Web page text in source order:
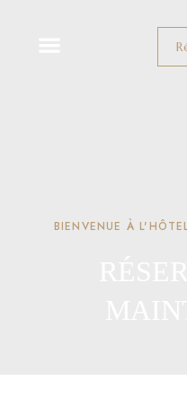
BIENVENUE À